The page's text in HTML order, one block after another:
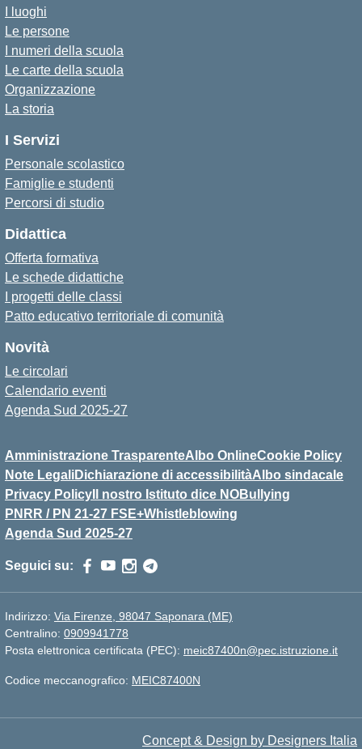
I luoghi
Le persone
I numeri della scuola
Le carte della scuola
Organizzazione
La storia
I Servizi
Personale scolastico
Famiglie e studenti
Percorsi di studio
Didattica
Offerta formativa
Le schede didattiche
I progetti delle classi
Patto educativo territoriale di comunità
Novità
Le circolari
Calendario eventi
Agenda Sud 2025-27
Amministrazione TrasparenteAlbo OnlineCookie Policy
Note LegaliDichiarazione di accessibilitàAlbo sindacale
Privacy Policy Il nostro Istituto dice NOBullying
PNRR / PN 21-27 FSE+Whistleblowing
Agenda Sud 2025-27
Seguici su:
Indirizzo: Via Firenze, 98047 Saponara (ME)
Centralino: 0909941778
Posta elettronica certificata (PEC): meic87400n@pec.istruzione.it
Codice meccanografico: MEIC87400N
Concept & Design by Designers Italia